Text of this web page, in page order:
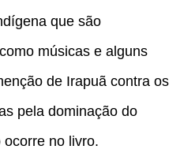
que são
músicas e alguns
de Irapuã contra os
pela dominação do
no livro.